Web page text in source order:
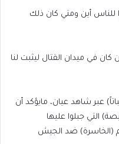
للناس أين ومتي كان ذلك
في ميدان القتال ليثبت لنا
عبر شاهد عيان، مايؤكد أن
التي جبلوا عليها
(الخاسرة) ضد الجيش